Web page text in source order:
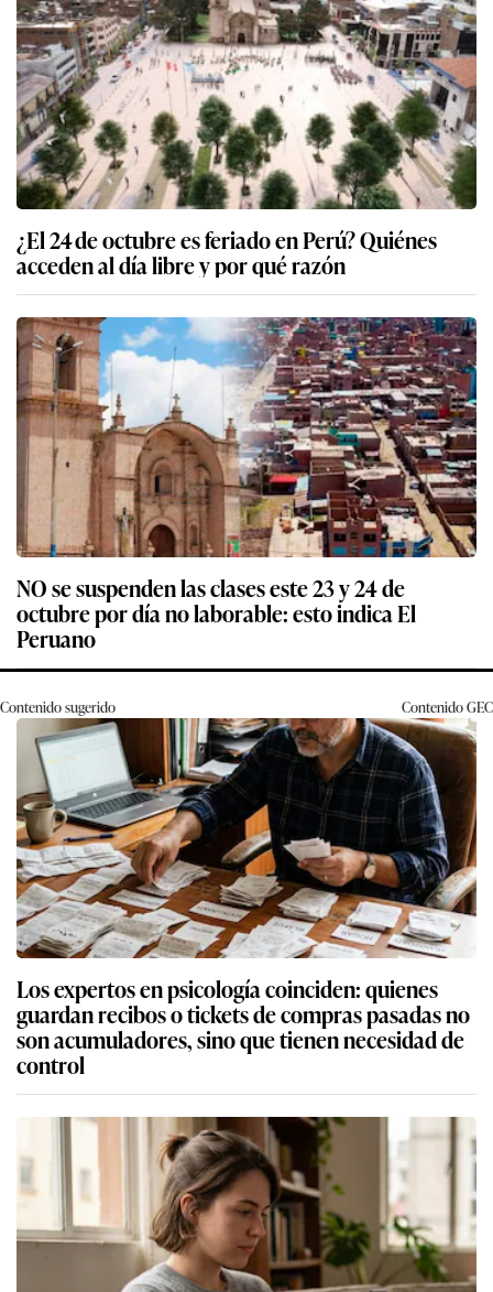
¿El 24 de octubre es feriado en Perú? Quiénes
acceden al día libre y por qué razón
NO se suspenden las clases este 23 y 24 de
octubre por día no laborable: esto indica El
Peruano
Contenido sugerido ContenidoGEC
Los expertos en psicología coinciden: quienes
guardan recibos o tickets de compras pasadas no
son acumuladores, sino que tienen necesidad de
control